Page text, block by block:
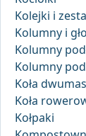
Kolejki i
Kolumny i
Kolumny
Kolumny
Koła
Koła
Kołpaki